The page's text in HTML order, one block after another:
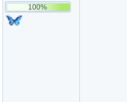
100%